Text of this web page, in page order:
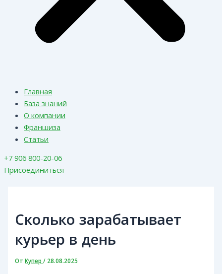
Главная
База знаний
О компании
Франшиза
Статьи
+7 906 800-20-06
Присоединиться
Сколько зарабатывает
курьер в день
ОтКупер/ 28.08.2025